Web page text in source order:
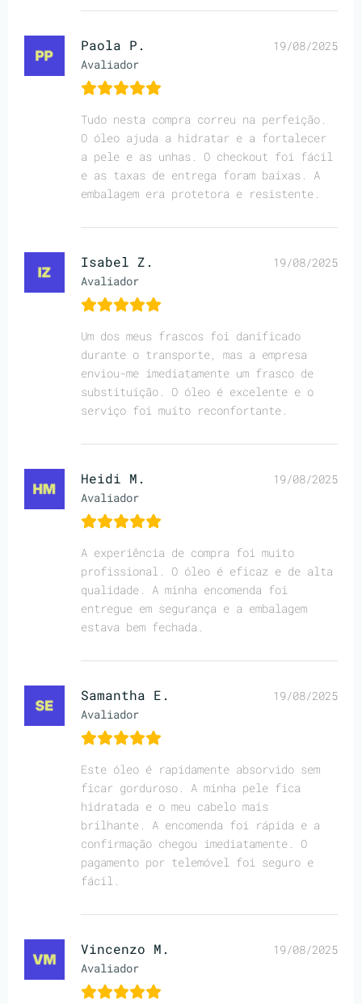
Paola P.
Avaliador
19/08/2025
Tudo nesta compra correu na perfeição.
O óleo ajuda a hidratar e a fortalecer
a pele e as unhas. O checkout foi fácil
e as taxas de entrega foram baixas. A
embalagem era protetora e resistente.
Isabel Z.
Avaliador
19/08/2025
Um dos meus frascos foi danificado
durante o transporte, mas a empresa
enviou-me imediatamente um frasco de
substituição. O óleo é excelente e o
serviço foi muito reconfortante.
Heidi M.
Avaliador
19/08/2025
A experiência de compra foi muito
profissional. O óleo é eficaz e de alta
qualidade. A minha encomenda foi
entregue em segurança e a embalagem
estava bem fechada.
Samantha E.
Avaliador
19/08/2025
Este óleo é rapidamente absorvido sem
ficar gorduroso. A minha pele fica
hidratada e o meu cabelo mais
brilhante. A encomenda foi rápida e a
confirmação chegou imediatamente. O
pagamento por telemóvel foi seguro e
fácil.
Vincenzo M.
Avaliador
19/08/2025